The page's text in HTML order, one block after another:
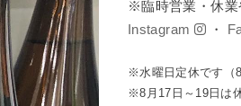
※臨時営業・休業
Instagram
・
※水曜日定休です（
※8月17日～19日は